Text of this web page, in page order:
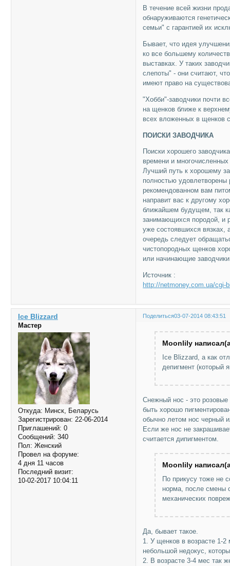
В течение всей жизни
обнаруживаются
семьи" с гарантией их
Бывает, что идея
ко все большему
выставках. У таких
слепоты" - они считают,
имеют право на
"Хобби"-заводчики почти
на щенков ближе к
всех вложенных в щенков
ПОИСКИ ЗАВОДЧИКА
Поиски хорошего
времени и
Лучший путь к хорошему
полностью удовлетворены
рекомендованном вам
направит вас к другому
ближайшем будущем, так
занимающихся породой, и
уже состоявшихся вязках,
очередь следует
чистопородных щенков
или начинающие
Источник :
http://netmoney.com.ua/cgi-
Поделиться03-07-2014 08:43:51
Ice Blizzard
Мастер
Откуда: Минск, Беларусь
Зарегистрирован: 22-06-2014
Приглашений: 0
Сообщений: 340
Пол: Женский
Провел на форуме:
4 дня 11 часов
Последний визит:
10-02-2017 10:04:11
Moonlily
Ice Blizzard, а как
депигмент (который
Снежный нос - это
быть хорошо
обычно летом нос черный
Если же нос не
считается дипигментом.
Moonlily
По прикусу тоже не
норма, после смены
механических
Да, бывает такое.
1. У щенков в возрасте 1-
небольшой недокус,
2. В возрасте 3-4 мес так